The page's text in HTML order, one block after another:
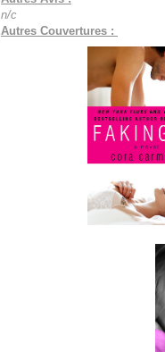
n/c
Autres Couvertures :